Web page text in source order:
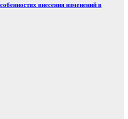
внесения изменений в